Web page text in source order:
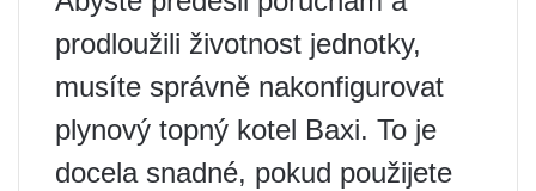
prodloužili životnost jednotky,
musíte správně nakonfigurovat
plynový topný kotel Baxi. To je
docela snadné, pokud použijete